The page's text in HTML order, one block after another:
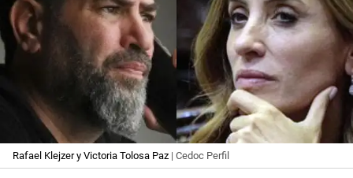
Rafael Klejzer y Victoria Tolosa Paz | Cedoc Perfil